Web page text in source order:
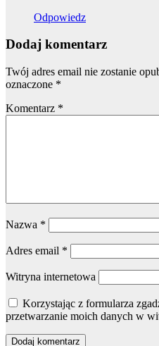
Odpowiedz
Dodaj komentarz
Twój adres email nie zostanie
oznaczone *
Komentarz *
Nazwa *
Adres email *
Witryna internetowa
Korzystając z formularza
przetwarzanie moich danych w